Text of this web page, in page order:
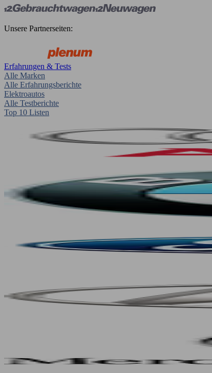
Unsere Partnerseiten:
Erfahrungen & Tests
Alle Marken
Alle Erfahrungsberichte
Elektroautos
Alle Testberichte
Top 10 Listen